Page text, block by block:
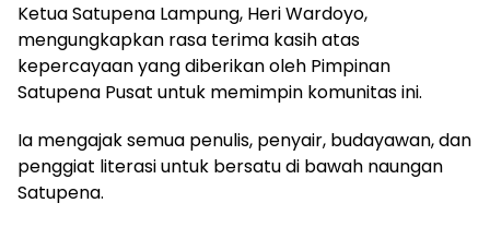
Ketua Satupena Lampung, Heri Wardoyo,
mengungkapkan rasa terima kasih atas
kepercayaan yang diberikan oleh Pimpinan
Satupena Pusat untuk memimpin komunitas ini.
Ia mengajak semua penulis, penyair, budayawan, dan
penggiat literasi untuk bersatu di bawah naungan
Satupena.